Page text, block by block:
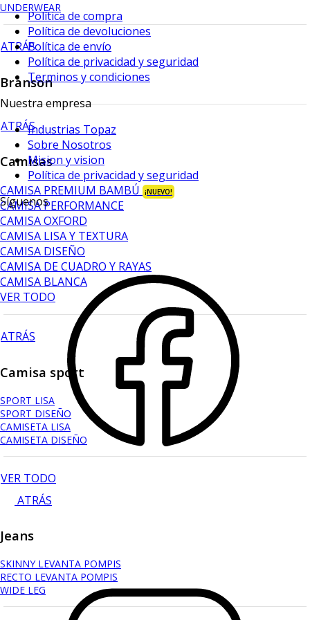
UNDERWEAR
ATRÁS
Branson
ATRÁS
Camisas
CAMISA PREMIUM BAMBÚ ¡NUEVO!
CAMISA PERFORMANCE
CAMISA OXFORD
CAMISA LISA Y TEXTURA
CAMISA DISEÑO
CAMISA DE CUADRO Y RAYAS
CAMISA BLANCA
VER TODO
ATRÁS
Camisa sport
SPORT LISA
SPORT DISEÑO
CAMISETA LISA
CAMISETA DISEÑO
VER TODO
ATRÁS
Jeans
SKINNY LEVANTA POMPIS
RECTO LEVANTA POMPIS
WIDE LEG
Política de compra
Política de devoluciones
Política de envío
Política de privacidad y seguridad
Terminos y condiciones
Nuestra empresa
Industrias Topaz
Sobre Nosotros
Mision y vision
Política de privacidad y seguridad
Síguenos